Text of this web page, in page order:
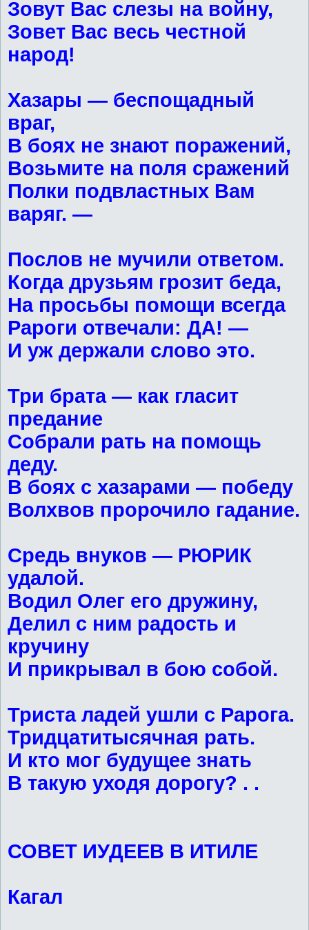
Зовут Вас слезы на войну,
Зовет Вас весь честной
народ!
Хазары — беспощадный
враг,
В боях не знают поражений,
Возьмите на поля сражений
Полки подвластных Вам
варяг. —
Послов не мучили ответом.
Когда друзьям грозит беда,
На просьбы помощи всегда
Рароги отвечали: ДА! —
И уж держали слово это.
Три брата — как гласит
предание
Собрали рать на помощь
деду.
В боях с хазарами — победу
Волхвов пророчило гадание.
Средь внуков — РЮРИК
удалой.
Водил Олег его дружину,
Делил с ним радость и
кручину
И прикрывал в бою собой.
Триста ладей ушли с Рарога.
Тридцатитысячная рать.
И кто мог будущее знать
В такую уходя дорогу? . .
СОВЕТ ИУДЕЕВ В ИТИЛЕ
Кагал